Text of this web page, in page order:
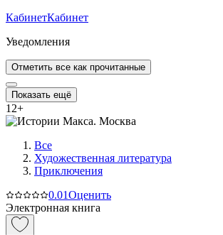
КабинетКабинет
Уведомления
Отметить все как прочитанные
Показать ещё
12+
Все
Художественная литература
Приключения
0.01Оценить
Электронная книга